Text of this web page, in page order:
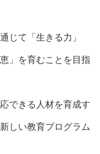
じて「生きる力」
」を育むことを目指
できる人材を育成す
しい教育プログラム